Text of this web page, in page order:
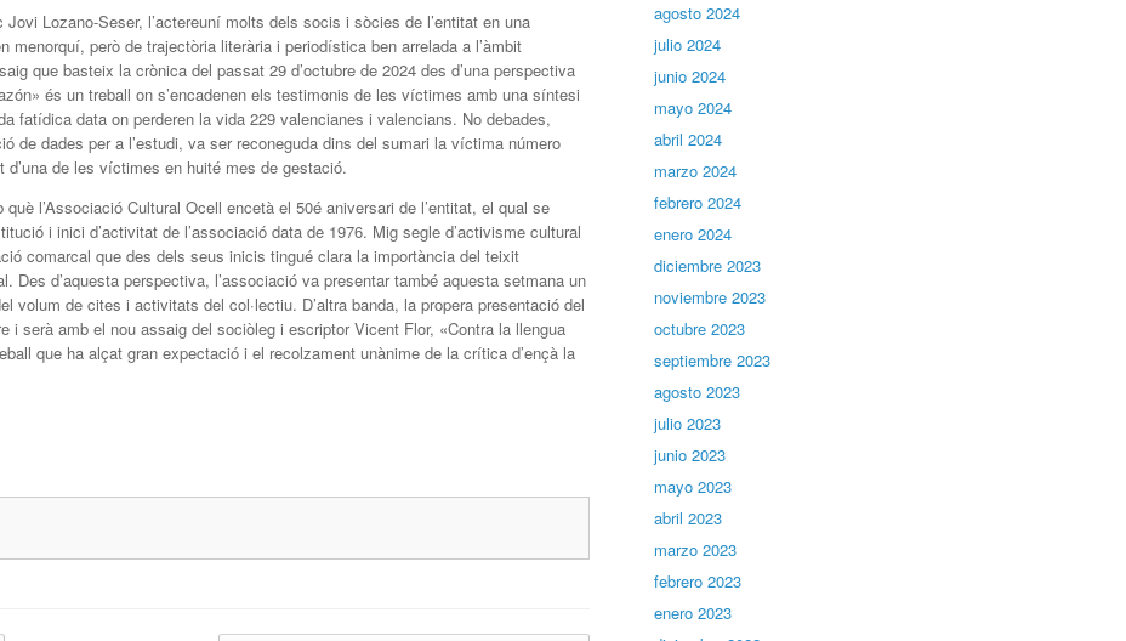
Lozano-Seser, l’actereuní molts dels socis i sòcies de l’entitat en una
menorquí, però de trajectòria literària i periodística ben arrelada a l’àmbit
que basteix la crònica del passat 29 d’octubre de 2024 des d’una perspectiva
és un treball on s’encadenen els testimonis de les víctimes amb una síntesi
fatídica data on perderen la vida 229 valencianes i valencians. No debades,
de dades per a l’estudi, va ser reconeguda dins del sumari la víctima número
de les víctimes en huité mes de gestació.
l’Associació Cultural Ocell encetà el 50é aniversari de l’entitat, el qual se
i inici d’activitat de l’associació data de 1976. Mig segle d’activisme cultural
comarcal que des dels seus inicis tingué clara la importància del teixit
d’aquesta perspectiva, l’associació va presentar també aquesta setmana un
volum de cites i activitats del col·lectiu. D’altra banda, la propera presentació del
i serà amb el nou assaig del sociòleg i escriptor Vicent Flor, «Contra la llengua
que ha alçat gran expectació i el recolzament unànime de la crítica d’ençà la
agosto 2024
julio 2024
junio 2024
mayo 2024
abril 2024
marzo 2024
febrero 2024
enero 2024
diciembre 2023
noviembre 2023
octubre 2023
septiembre 2023
agosto 2023
julio 2023
junio 2023
mayo 2023
abril 2023
marzo 2023
febrero 2023
enero 2023